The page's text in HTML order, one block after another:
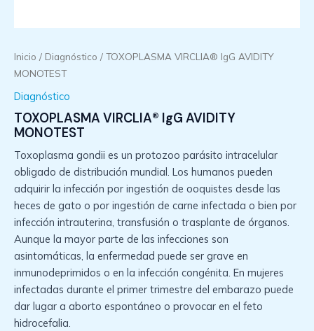
Inicio / Diagnóstico / TOXOPLASMA VIRCLIA® IgG AVIDITY
MONOTEST
Diagnóstico
TOXOPLASMA VIRCLIA® IgG AVIDITY
MONOTEST
Toxoplasma gondii es un protozoo parásito intracelular
obligado de distribución mundial. Los humanos pueden
adquirir la infección por ingestión de ooquistes desde las
heces de gato o por ingestión de carne infectada o bien por
infección intrauterina, transfusión o trasplante de órganos.
Aunque la mayor parte de las infecciones son
asintomáticas, la enfermedad puede ser grave en
inmunodeprimidos o en la infección congénita. En mujeres
infectadas durante el primer trimestre del embarazo puede
dar lugar a aborto espontáneo o provocar en el feto
hidrocefalia.